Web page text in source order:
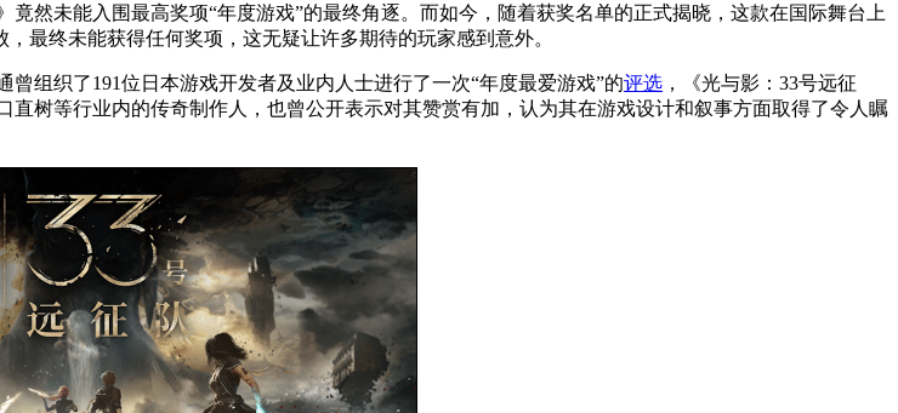
然未能入围最高奖项“年度游戏”的最终角逐。而如今，随着获奖名单的正式揭晓，这款在国际舞台上
最终未能获得任何奖项，这无疑让许多期待的玩家感到意外。
组织了191位日本游戏开发者及业内人士进行了一次“年度最爱游戏”的评选 ，《光与影：33号远征
树等行业内的传奇制作人，也曾公开表示对其赞赏有加，认为其在游戏设计和叙事方面取得了令人瞩